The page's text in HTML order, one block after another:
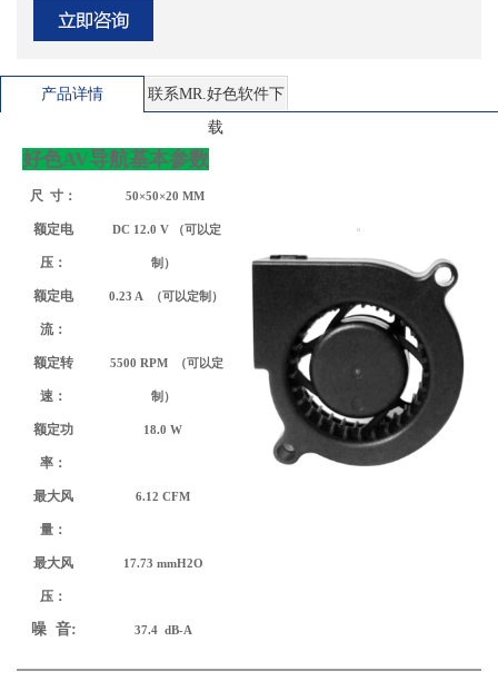
产品详情
联系MR.好色软件下
载
好色AV导航基本参数
尺 寸： 50×50×20 MM
额定电
压 ：
DC 12.0 V （可以定
制）
额定电
流：
0.23 A （可以定制）
额定转
速：
5500 RPM （可以定
制）
额定功
率：
18.0 W
最大风
量：
6.12 CFM
最大风
压：
17.73 mmH2O
噪 音: 37.4 dB-A